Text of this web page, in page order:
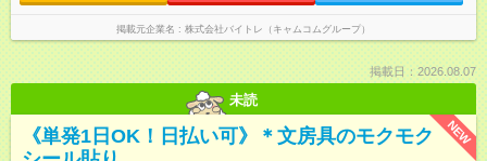
掲載元企業名 株式会社バイトレ（キャムコムグループ）
掲載日：2026.08.07
未読
NEW
《単発1日OK！日払い可》＊文房具のモクモク